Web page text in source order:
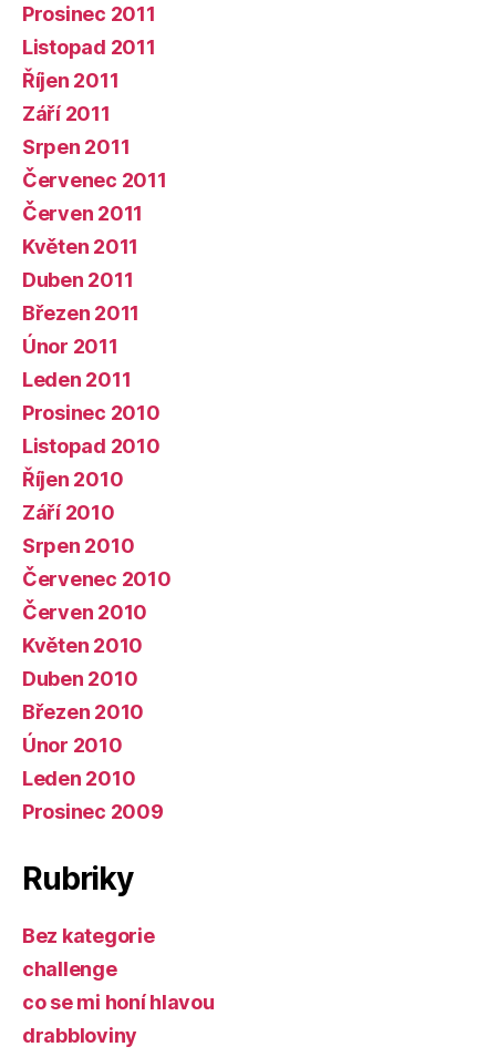
Prosinec 2011
Listopad 2011
Říjen 2011
Září 2011
Srpen 2011
Červenec 2011
Červen 2011
Květen 2011
Duben 2011
Březen 2011
Únor 2011
Leden 2011
Prosinec 2010
Listopad 2010
Říjen 2010
Září 2010
Srpen 2010
Červenec 2010
Červen 2010
Květen 2010
Duben 2010
Březen 2010
Únor 2010
Leden 2010
Prosinec 2009
Rubriky
Bez kategorie
challenge
co se mi honí hlavou
drabbloviny